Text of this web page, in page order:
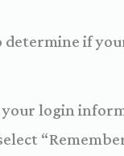
if
login